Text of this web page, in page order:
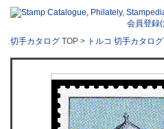
会員登録
切手カタログ TOP > トルコ 切手カタログ